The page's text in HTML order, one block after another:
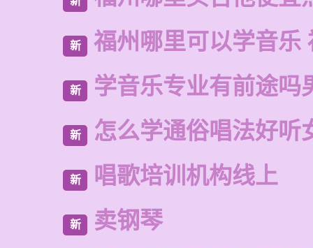
新 福州哪里可以学音乐
新 学音乐专业有前途吗
新 怎么学通俗唱法好听
新 唱歌培训机构线上
新 卖钢琴